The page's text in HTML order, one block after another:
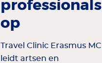
professionals
op
Travel Clinic Erasmus MC
leidt artsen en